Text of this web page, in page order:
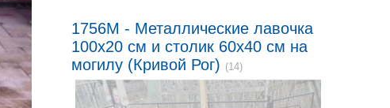
1756M - Металлические лавочка
100x20 см и столик 60x40 см на
могилу (Кривой Рог) (14)